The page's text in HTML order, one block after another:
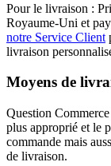
Pour le livraison :
Royaume-Uni et
notre Service Client
livraison
Moyens de
Question
plus approprié et le
commande mais
de livraison.